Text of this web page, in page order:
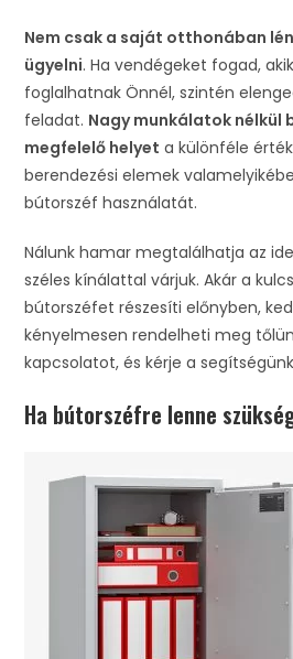
Nem csak a saját otthonában
ügyelni. Ha vendégeket fogad,
foglalhatnak Önnél, szintén
feladat. Nagy munkálatok
megfelelő helyet a különféle
berendezési elemek
bútorszéf használatát.
Nálunk hamar megtalálhatja az
széles kínálattal várjuk. Akár a
bútorszéfet részesíti előnyben,
kényelmesen rendelheti meg
kapcsolatot, és kérje a
Ha bútorszéfre lenne